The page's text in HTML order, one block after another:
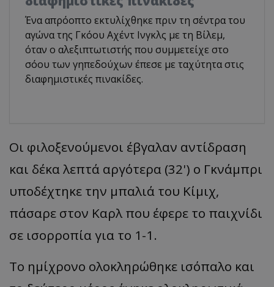
Ένα απρόοπτο εκτυλίχθηκε πριν τη σέντρα του
αγώνα της Γκόου Αχέντ Ινγκλς με τη Βίλεμ,
όταν ο αλεξιπτωτιστής που συμμετείχε στο
σόου των γηπεδούχων έπεσε με ταχύτητα στις
διαφημιστικές πινακίδες.
Οι φιλοξενούμενοι έβγαλαν αντίδραση
και δέκα λεπτά αργότερα (32') ο Γκνάμπρι
υποδέχτηκε την μπαλιά του Κίμιχ,
πάσαρε στον Καρλ που έφερε το παιχνίδι
σε ισορροπία για το 1-1.
Το ημίχρονο ολοκληρώθηκε ισόπαλο και